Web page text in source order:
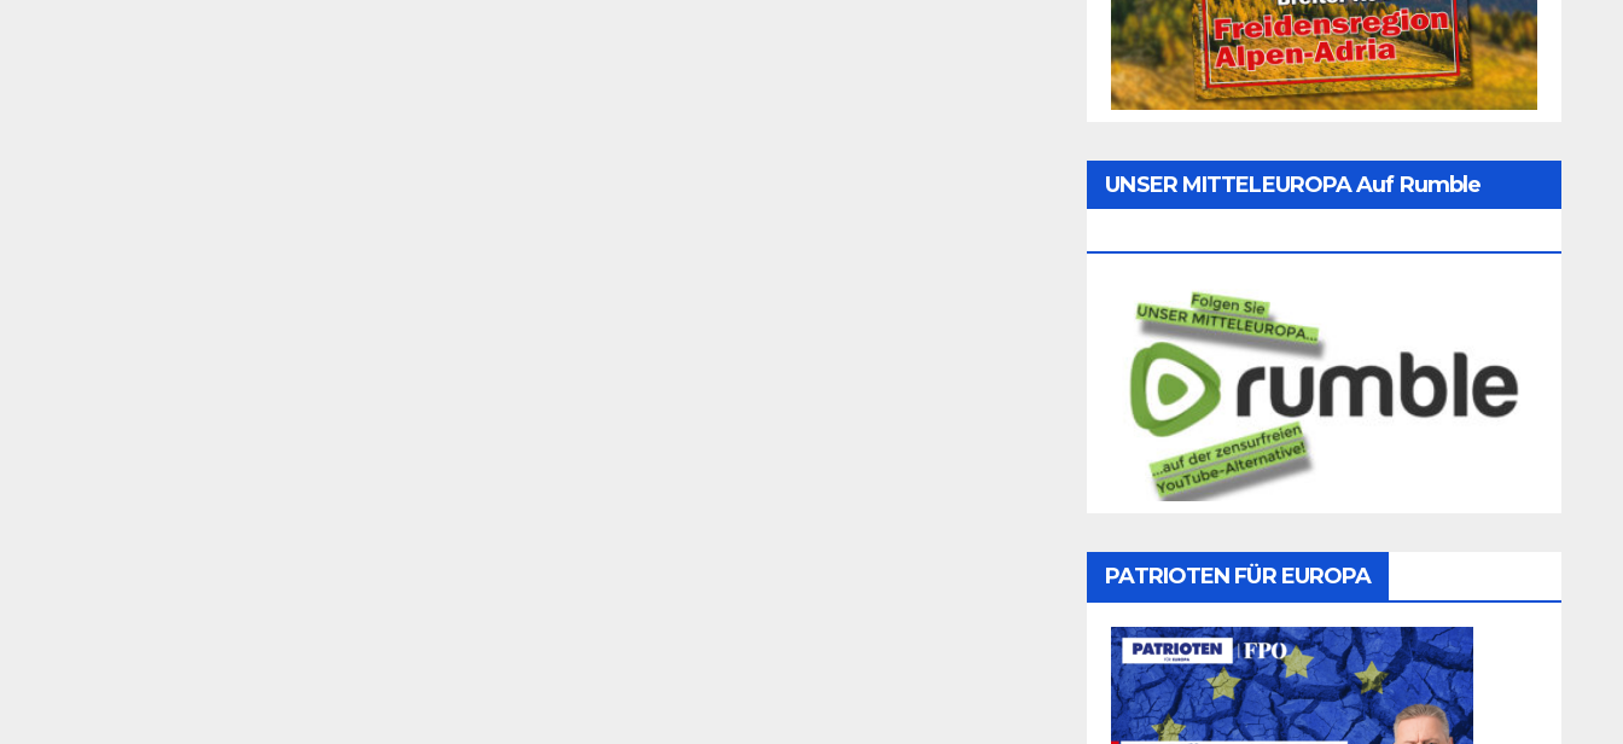
UNSER MITTELEUROPA Auf Rumble
PATRIOTEN FÜR EUROPA